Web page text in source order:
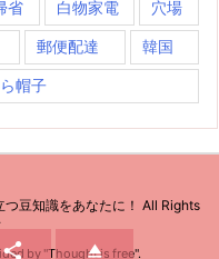
省 白物家電 穴場
郵便配達 韓国
帽子
豆知識をあなたに！ All Rights
by "Thought is free".
 